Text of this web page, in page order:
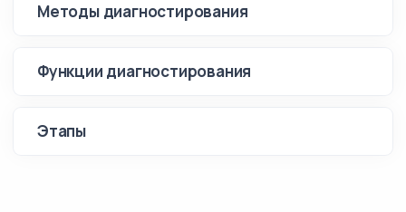
Методы диагностирования
Функции диагностирования
Этапы